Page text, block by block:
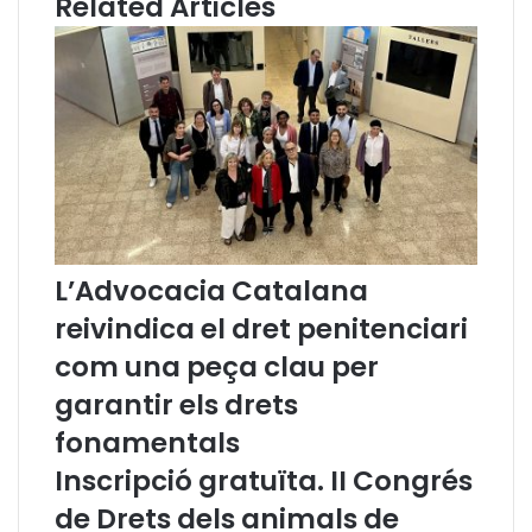
a
d
a
t
n
i
u
n
q
u
i
e
u
d
s
e
r
m
L’Advocacia Catalana
reivindica el dret penitenciari
com una peça clau per
garantir els drets
fonamentals
Inscripció gratuïta. II Congrés
de Drets dels animals de